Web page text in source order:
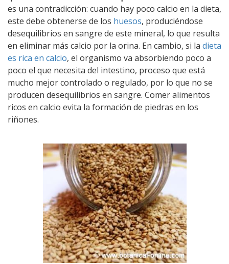
es una contradicción: cuando hay poco calcio en la dieta,
este debe obtenerse de los huesos, produciéndose
desequilibrios en sangre de este mineral, lo que resulta
en eliminar más calcio por la orina. En cambio, si la dieta
es rica en calcio, el organismo va absorbiendo poco a
poco el que necesita del intestino, proceso que está
mucho mejor controlado o regulado, por lo que no se
producen desequilibrios en sangre. Comer alimentos
ricos en calcio evita la formación de piedras en los
riñones.